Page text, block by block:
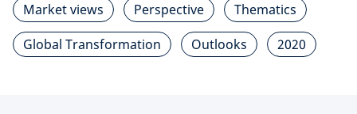
Market views
Perspective
Thematics
Global Transformation
Outlooks 2020